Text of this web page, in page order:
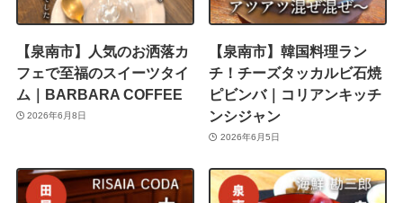
【泉南市】人気のお洒落カ
フェで至福のスイーツタイ
ム｜BARBARA COFFEE
2026年6月8日
【泉南市】韓国料理ラン
チ！チーズタッカルビ石焼
ピビンバ｜コリアンキッチ
ンシジャン
2026年6月5日